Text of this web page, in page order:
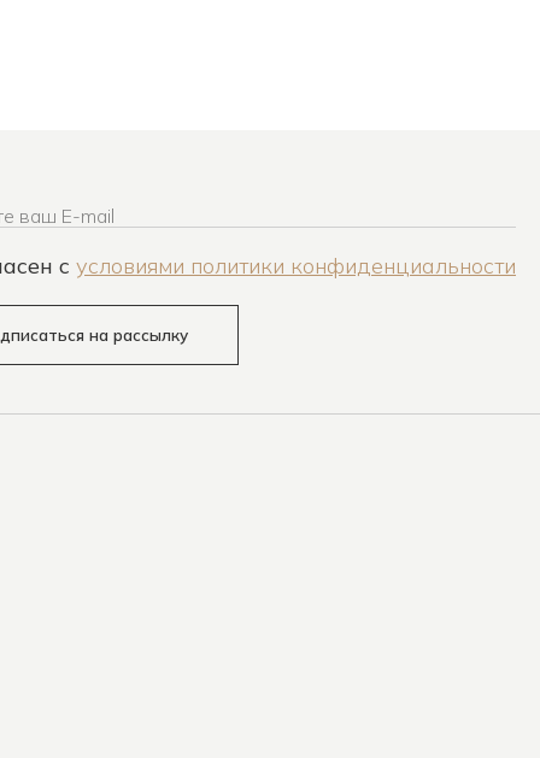
ваш E-mail
c условиями политики конфиденциальности
на рассылку